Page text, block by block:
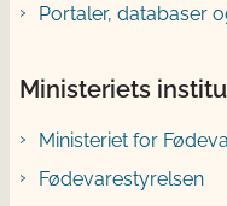
Portaler, databaser
Ministeriets
Ministeriet for
Fødevarestyrelsen